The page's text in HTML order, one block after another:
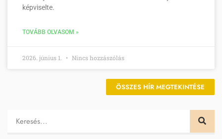
képviselte.
TOVÁBB OLVASOM »
2026. június 1. Nincs hozzászólás
ÖSSZES HÍR MEGTEKINTÉSE